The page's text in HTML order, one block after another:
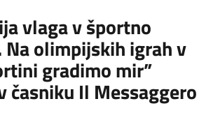
vlaga v športno
olimpijskih igrah v
gradimo mir”
časniku Il Messaggero